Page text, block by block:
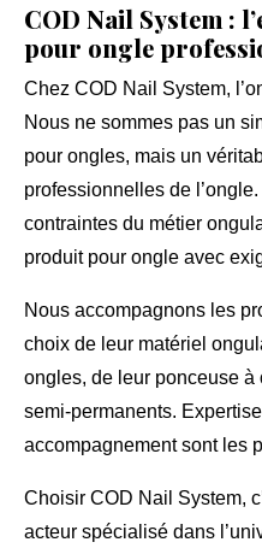
COD Nail System :
pour ongle
Chez COD Nail System,
Nous ne sommes pas un
pour ongles, mais un
professionnelles de l’ongle
contraintes du métier
produit pour ongle avec
Nous accompagnons les
choix de leur matériel
ongles, de leur ponceuse
semi-permanents.
accompagnement sont les
Choisir COD Nail System,
acteur spécialisé dans